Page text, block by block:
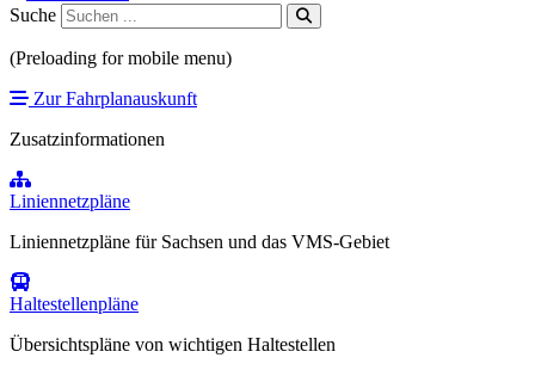
Suche
(Preloading for mobile menu)
Zur Fahrplanauskunft
Zusatzinformationen
Liniennetzpläne
Liniennetzpläne für Sachsen und das VMS-Gebiet
Haltestellenpläne
Übersichtspläne von wichtigen Haltestellen